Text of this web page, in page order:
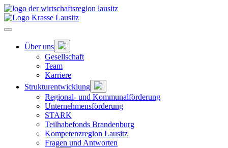
Zum
Hauptinhalt
springen
Hauptnavigation
Über uns
Untermenü
öffnen
Gesellschaft
Team
Karriere
Strukturentwicklung
Untermenü
öffnen
Regional- und Kommunalförderung
Unternehmensförderung
STARK
Teilhabefonds Brandenburg
Kompetenzregion Lausitz
Fragen und Antworten